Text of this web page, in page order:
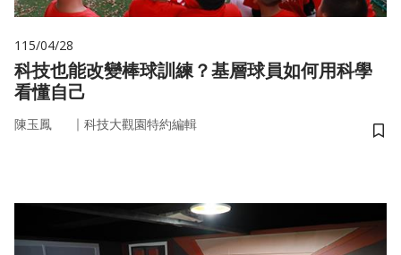
115/04/28
科技也能改變棒球訓練？基層球員如何用科學
看懂自己
陳玉鳳 ｜ 科技大觀園特約編輯
儲